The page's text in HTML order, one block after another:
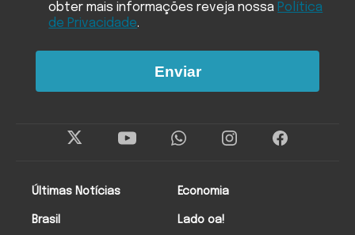
Últimas Notícias
Brasil
Economia
Lado oa!
obter mais informações reveja nossa Política
de Privacidade.
Enviar